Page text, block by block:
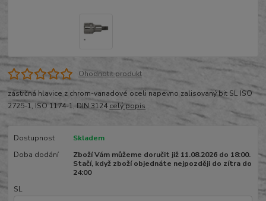
Ohodnotit produkt
zástrčná hlavice z chrom-vanadové oceli napevno zalisovaný bit SL ISO
2725-1, ISO 1174-1, DIN 3124 celý popis
Dostupnost
Skladem
Doba dodání
Zboží Vám můžeme doručit již 11.08.2026 do 18:00.
Stačí, když zboží objednáte nejpozději do zítra do
24:00
SL